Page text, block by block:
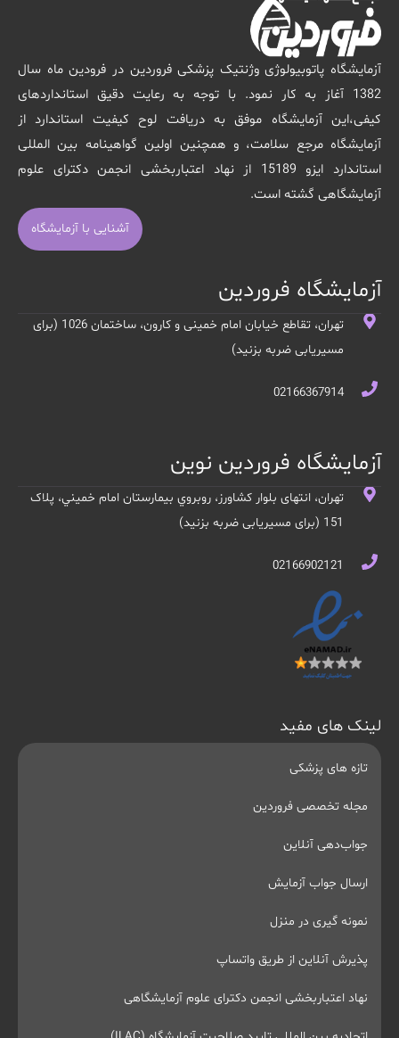
آزمایشگاه پاتوبیولوژی وژنتیک پزشکی فروردین در فرودین ماه سال
1382 آغاز به کار نمود. با توجه به رعایت دقیق استانداردهای
کیفی،این آزمایشگاه موفق به دریافت لوح کیفیت استاندارد از
آزمایشگاه مرجع سلامت، و همچنین اولین گواهینامه بین المللی
استاندارد ایزو 15189 از نهاد اعتباربخشی انجمن دکترای علوم
آزمایشگاهی گشته است.
آشنایی با آزمایشگاه
آزمایشگاه فروردین
تهران، تقاطع خیابان امام خمینی و کارون، ساختمان 1026 (برای
مسیریابی ضربه بزنید)
02166367914
آزمایشگاه فروردین نوین
تهران، انتهای بلوار کشاورز، روبروي بيمارستان امام خميني، پلاک
151 (برای مسیریابی ضربه بزنید)
02166902121
لینک های مفید
تازه های پزشکی
مجله تخصصی فروردین
جواب‌دهی آنلاین
ارسال جواب آزمایش
نمونه گیری در منزل
پذیرش آنلاین از طریق واتساپ
نهاد اعتباربخشی انجمن دکترای علوم آزمایشگاهی